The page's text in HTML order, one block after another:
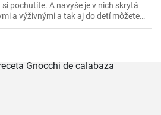
pochutíte. A navyše je v nich skrytá
a výživnými a tak aj do detí môžete
porciu zeleniny.